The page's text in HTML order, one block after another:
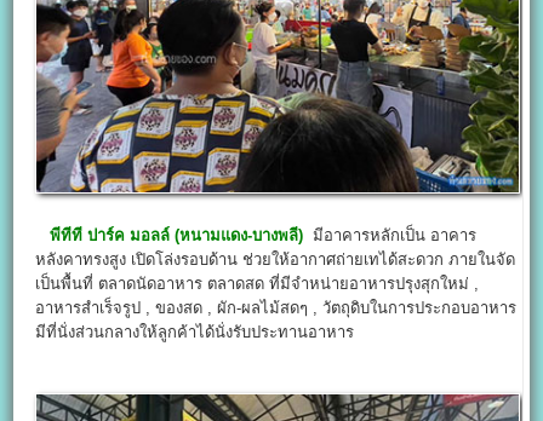
พีทีที ปาร์ค มอลล์ (หนามแดง-บางพลี) มีอาคารหลักเป็น อาคาร
หลังคาทรงสูง เปิดโล่งรอบด้าน ช่วยให้อากาศถ่ายเทได้สะดวก ภายในจัด
เป็นพื้นที่ ตลาดนัดอาหาร ตลาดสด ที่มีจำหน่ายอาหารปรุงสุกใหม่ ,
อาหารสำเร็จรูป , ของสด , ผัก-ผลไม้สดๆ , วัตถุดิบในการประกอบอาหาร
มีที่นั่งส่วนกลางให้ลูกค้าได้นั่งรับประทานอาหาร